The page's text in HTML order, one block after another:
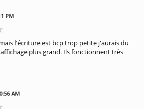
PM
l'écriture est bcp trop petite j'aurais du
plus grand. Ils fonctionnent très
AM